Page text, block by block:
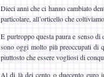
Dieci anni che ci hanno cambiato
particolare, all’orticello che
E purtroppo questa paura e senso
sono oggi molto più preoccupati di
piuttosto che essere vogliosi di
Al di là dei cento o duecento euro